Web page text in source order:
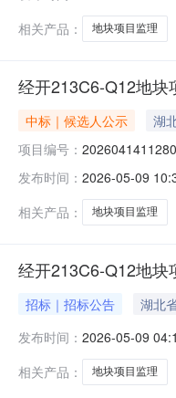
相关产品：
地块项目监理
经开213C6-Q12地块
中标｜候选人公示 湖
项目编号：
发布时间： 2026-05-09
相关产品：
地块项目监理
经开213C6-Q12地块
招标｜招标公告 湖北
发布时间： 2026-05-09
相关产品：
地块项目监理